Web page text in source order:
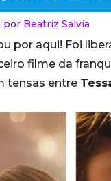
por Beatriz Salvia
por aqui! Foi
filme da
tensas entre